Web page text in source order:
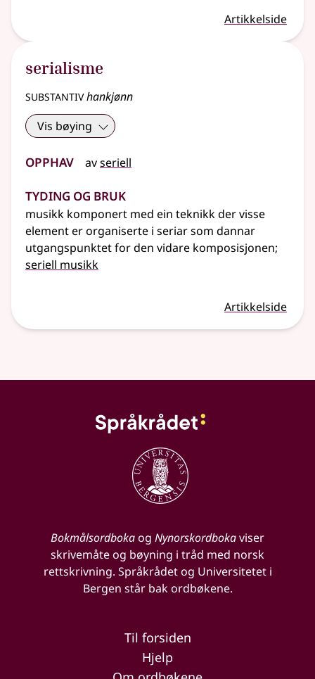
Artikkelside
serialisme
substantivhankjønn
Vis bøying
Opphav avseriell
Tyding og bruk
musikk komponert med ein teknikk der visse
element er organiserte i seriar som dannar
utgangspunktet for den vidare komposisjonen;
seriell musikk
Artikkelside
Bokmålsordbokaog Nynorskordbokaviser
skrivemåte og bøyning i tråd med norsk
rettskrivning. Språkrådet og Universitetet i
Bergen står bak ordbøkene.
Til forsiden
Hjelp